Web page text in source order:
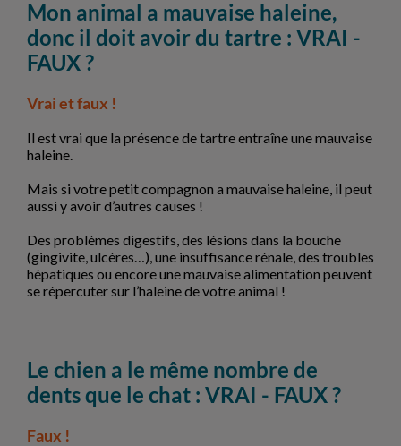
Mon animal a mauvaise haleine,
donc il doit avoir du tartre : VRAI -
FAUX ?
Vrai et faux !
Il est vrai que la présence de tartre entraîne une mauvaise
haleine.
Mais si votre petit compagnon a mauvaise haleine, il peut
aussi y avoir d’autres causes !
Des problèmes digestifs, des lésions dans la bouche
(gingivite, ulcères…), une insuffisance rénale, des troubles
hépatiques ou encore une mauvaise alimentation peuvent
se répercuter sur l’haleine de votre animal !
Le chien a le même nombre de
dents que le chat : VRAI - FAUX ?
Faux !